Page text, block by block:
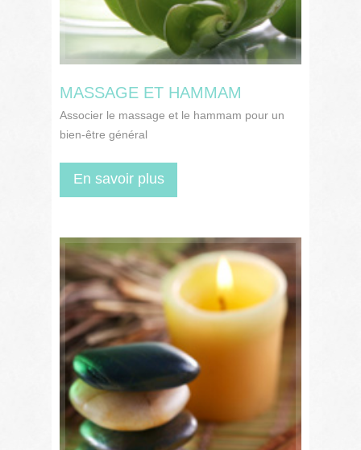
MASSAGE ET HAMMAM
Associer le massage et le hammam pour un
bien-être général
En savoir plus